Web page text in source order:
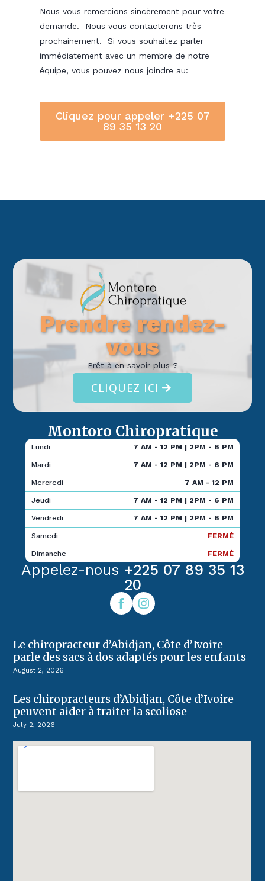
Nous vous remercions sincèrement pour votre
demande. Nous vous contacterons très
prochainement. Si vous souhaitez parler
immédiatement avec un membre de notre
équipe, vous pouvez nous joindre au:
Cliquez pour appeler +225 07
89 35 13 20
Prendre rendez-
vous
Prêt à en savoir plus ?
CLIQUEZ ICI
Montoro Chiropratique
Lundi 7 AM - 12 PM | 2PM - 6 PM
Mardi 7 AM - 12 PM | 2PM - 6 PM
Mercredi 7 AM - 12 PM
Jeudi 7 AM - 12 PM | 2PM - 6 PM
Vendredi 7 AM - 12 PM | 2PM - 6 PM
Samedi FERMÉ
Dimanche FERMÉ
Appelez-nous +225 07 89 35 13
20
Le chiropracteur d’Abidjan, Côte d’Ivoire
parle des sacs à dos adaptés pour les enfants
August 2, 2026
Les chiropracteurs d’Abidjan, Côte d’Ivoire
peuvent aider à traiter la scoliose
July 2, 2026